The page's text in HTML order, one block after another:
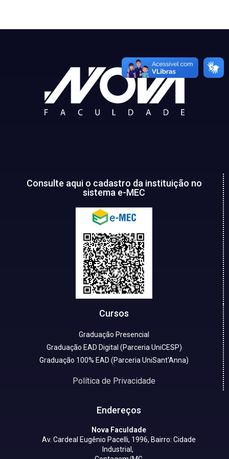
Consulte aqui o cadastro da instituição no
sistema e-MEC
Cursos
Graduação Presencial
Graduação EAD Digital (Parceria UniCESP)
Graduação 100% EAD (Parceria UniSant'Anna)
Política de Privacidade
Endereços
Nova Faculdade
Av. Cardeal Eugênio Pacelli, 1996, Bairro: Cidade
Industrial,